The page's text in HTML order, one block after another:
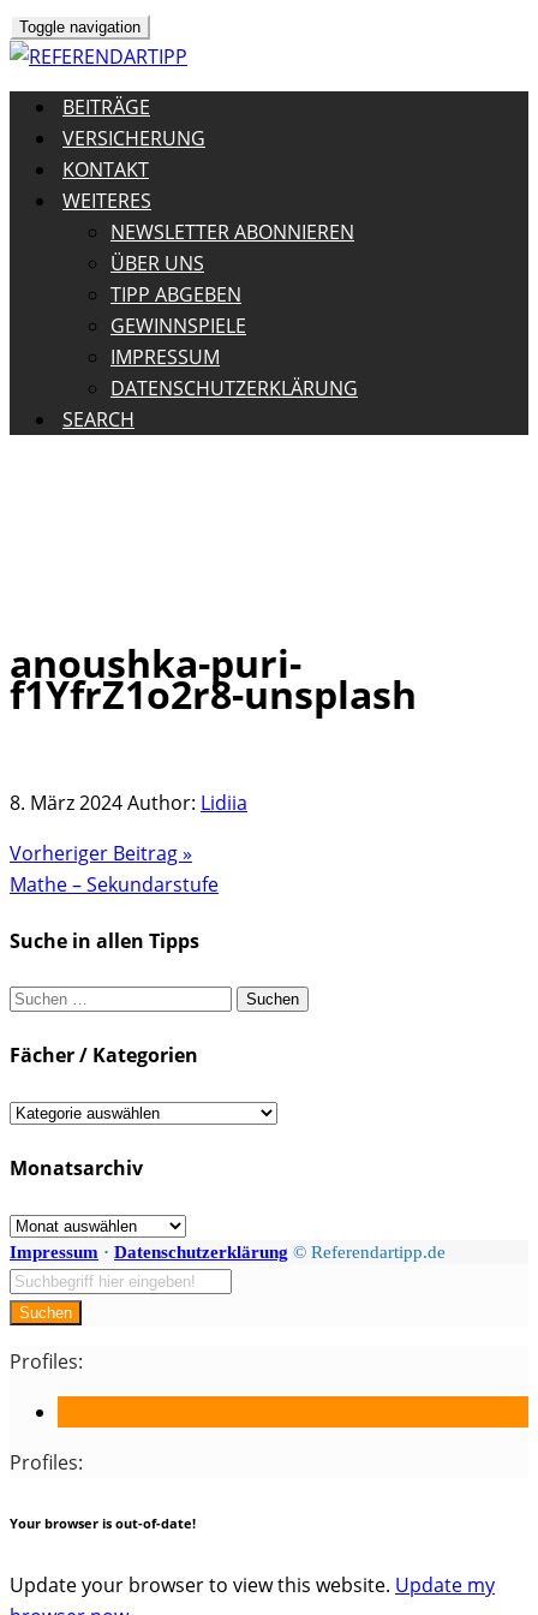
Toggle navigation
BEITRÄGE
VERSICHERUNG
KONTAKT
WEITERES
NEWSLETTER ABONNIEREN
ÜBER UNS
TIPP ABGEBEN
GEWINNSPIELE
IMPRESSUM
DATENSCHUTZERKLÄRUNG
SEARCH
Skip
to
anoushka-puri-
f1YfrZ1o2r8-unsplash
8. März 2024Author: Lidiia
Vorheriger Beitrag »
Mathe – Sekundarstufe
Suche in allen Tipps
Suchen
Fächer / Kategorien
Fächer
Kategorien
Monatsarchiv
Monatsarchiv
Impressum · Datenschutzerklärung © Referendartipp.de
Suchen
Profiles:
Profiles:
Your browser is out-of-date!
Update your browser to view this website. Update my